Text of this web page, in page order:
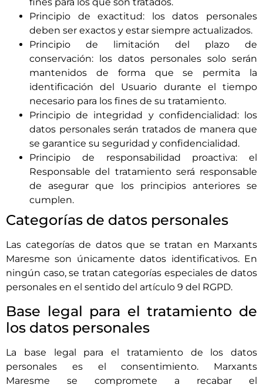
Principio de exactitud: los datos personales
deben ser exactos y estar siempre actualizados.
Principio de limitación del plazo de
conservación: los datos personales solo serán
mantenidos de forma que se permita la
identificación del Usuario durante el tiempo
necesario para los fines de su tratamiento.
Principio de integridad y confidencialidad: los
datos personales serán tratados de manera que
se garantice su seguridad y confidencialidad.
Principio de responsabilidad proactiva: el
Responsable del tratamiento será responsable
de asegurar que los principios anteriores se
cumplen.
Categorías de datos personales
Las categorías de datos que se tratan en Marxants
Maresme son únicamente datos identificativos. En
ningún caso, se tratan categorías especiales de datos
personales en el sentido del artículo 9 del RGPD.
Base legal para el tratamiento de
los datos personales
La base legal para el tratamiento de los datos
personales es el consentimiento. Marxants
Maresme se compromete a recabar el